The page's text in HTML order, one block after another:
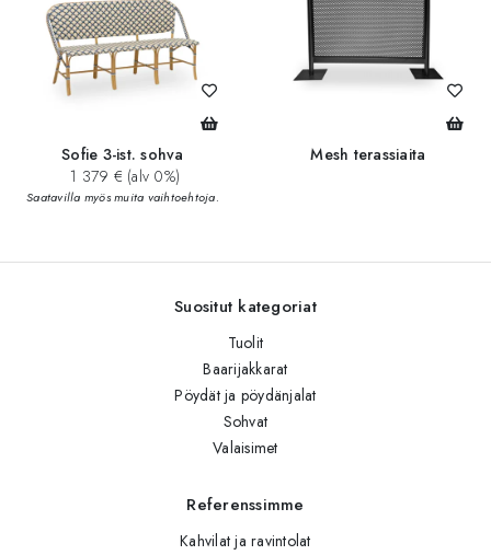
Sofie 3-ist. sohva
1 379 € (alv 0%)
Saatavilla myös muita vaihtoehtoja.
Mesh terassiaita
Suositut kategoriat
Tuolit
Baarijakkarat
Pöydät ja pöydänjalat
Sohvat
Valaisimet
Referenssimme
Kahvilat ja ravintolat